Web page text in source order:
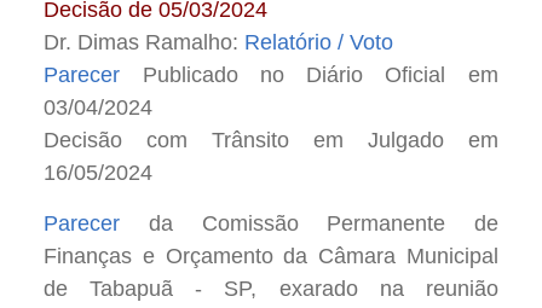
Decisão de 05/03/2024
Dr. Dimas Ramalho: Relatório / Voto
Parecer Publicado no Diário Oficial em
03/04/2024
Decisão com Trânsito em Julgado em
16/05/2024
Parecer da Comissão Permanente de
Finanças e Orçamento da Câmara Municipal
de Tabapuã - SP, exarado na reunião